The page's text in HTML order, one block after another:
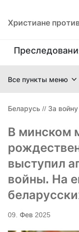
Христиане
Все пункты меню
Беларусь // За войну
В минском
выступил
войны. На
09. Фев 2025